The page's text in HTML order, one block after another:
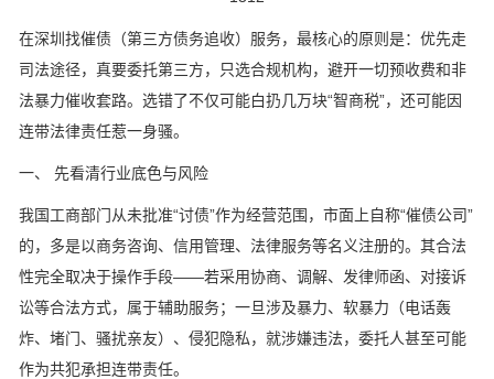
在深圳找催债（第三方债务追收）服务，最核心的原则是：优先走
司法途径，真要委托第三方，只选合规机构，避开一切预收费和非
法暴力催收套路。选错了不仅可能白扔几万块“智商税”，还可能因
连带法律责任惹一身骚。
一、 先看清行业底色与风险
我国工商部门从未批准“讨债”作为经营范围，市面上自称“催债公司”
的，多是以商务咨询、信用管理、法律服务等名义注册的。其合法
性完全取决于操作手段——若采用协商、调解、发律师函、对接诉
讼等合法方式，属于辅助服务；一旦涉及暴力、软暴力（电话轰
炸、堵门、骚扰亲友）、侵犯隐私，就涉嫌违法，委托人甚至可能
作为共犯承担连带责任。